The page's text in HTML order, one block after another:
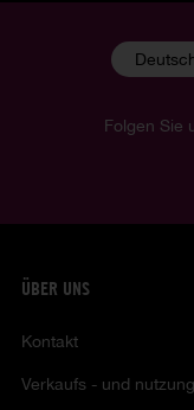
Folgen Sie
ÜBER UNS
Kontakt
Verkaufs - und